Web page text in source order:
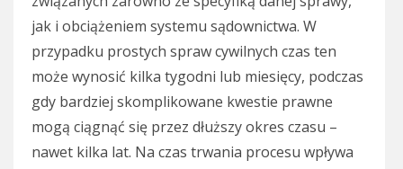
jak i obciążeniem systemu sądownictwa. W
przypadku prostych spraw cywilnych czas ten
może wynosić kilka tygodni lub miesięcy, podczas
gdy bardziej skomplikowane kwestie prawne
mogą ciągnąć się przez dłuższy okres czasu –
nawet kilka lat. Na czas trwania procesu wpływa